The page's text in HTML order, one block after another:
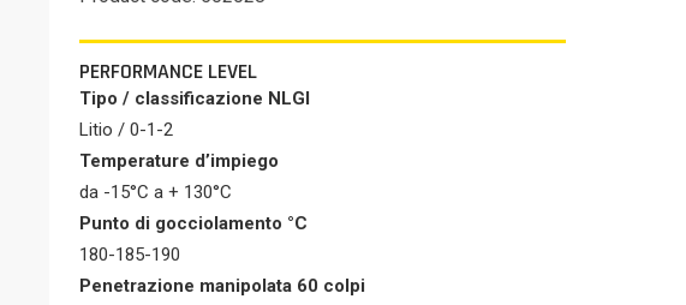
PERFORMANCE LEVEL
Tipo / classificazione NLGI
Litio / 0-1-2
Temperature d’impiego
da -15°C a + 130°C
Punto di gocciolamento °C
180-185-190
Penetrazione manipolata 60 colpi